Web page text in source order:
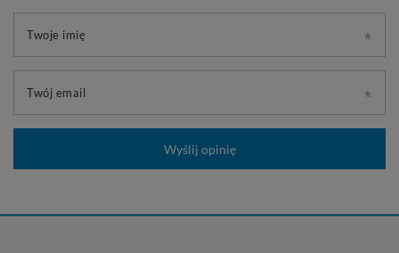
Twoje imię
Twój email
Wyślij opinię